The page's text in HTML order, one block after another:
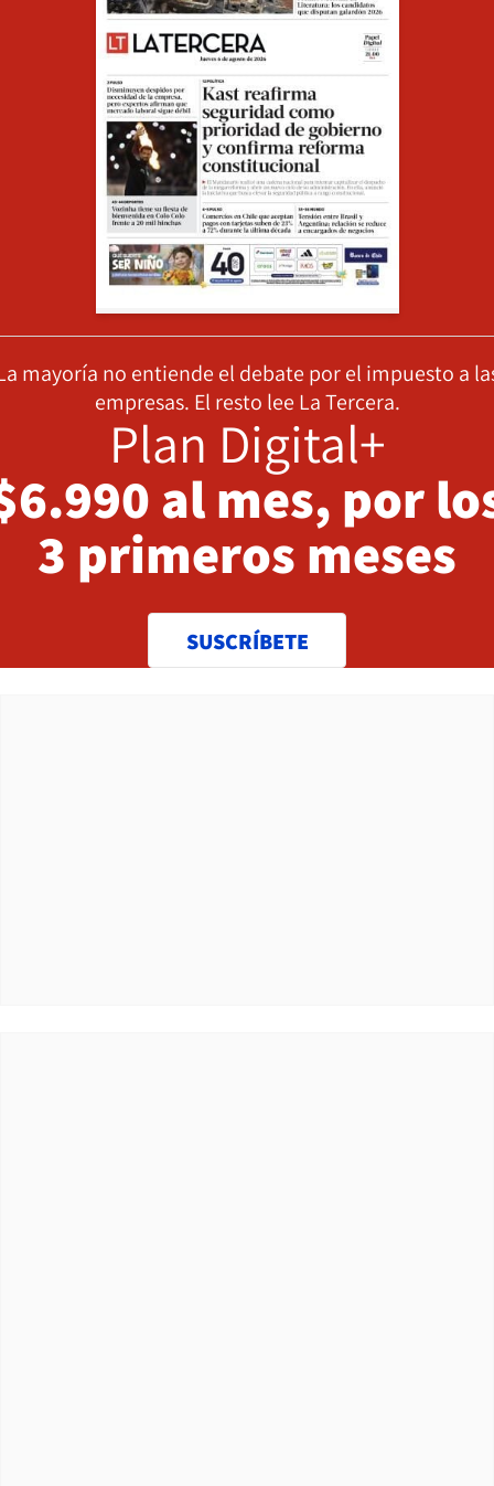
mayoría no entiende el debate por el impuesto a
empresas. El resto lee La Tercera.
Plan Digital+
al mes, por
3 primeros meses
SUSCRÍBETE